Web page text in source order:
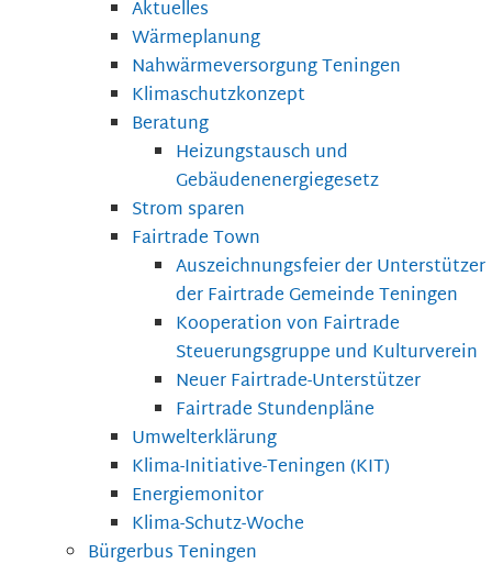
Aktuelles
Wärmeplanung
Nahwärmeversorgung Teningen
Klimaschutzkonzept
Beratung
Heizungstausch und
Gebäudenenergiegesetz
Strom sparen
Fairtrade Town
Auszeichnungsfeier der Unterstützer
der Fairtrade Gemeinde Teningen
Kooperation von Fairtrade
Steuerungsgruppe und Kulturverein
Neuer Fairtrade-Unterstützer
Fairtrade Stundenpläne
Umwelterklärung
Klima-Initiative-Teningen (KIT)
Energiemonitor
Klima-Schutz-Woche
Bürgerbus Teningen